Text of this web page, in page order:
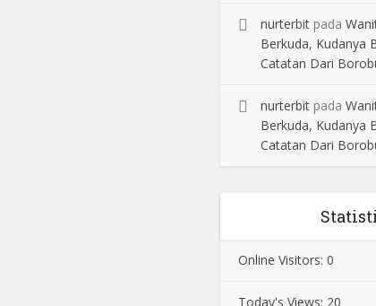
nurterbit pada
Berkuda, Kudanya
Catatan Dari
nurterbit pada
Berkuda, Kudanya
Catatan Dari
Online Visitors: 0
Today's Views: 20